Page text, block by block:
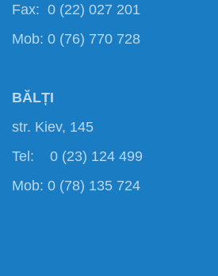
Fax: 0 (22) 027 201
Mob: 0 (76) 770 728
BĂLȚI
str. Kiev, 145
Tel: 0 (23) 124 499
Mob: 0 (78) 135 724